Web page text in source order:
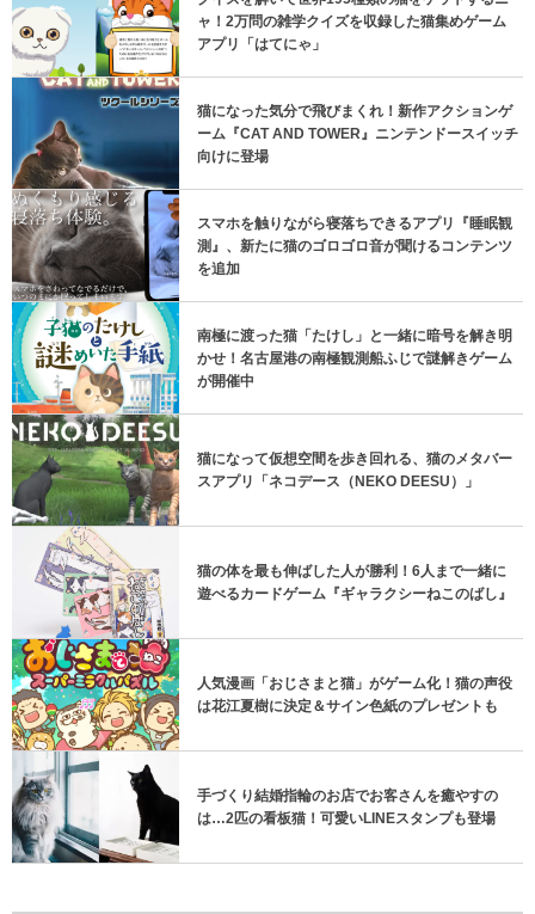
ャ！2万問の雑学クイズを収録した猫集めゲーム
アプリ「はてにゃ」
猫になった気分で飛びまくれ！新作アクションゲ
ーム『CAT AND TOWER』ニンテンドースイッチ
向けに登場
スマホを触りながら寝落ちできるアプリ『睡眠観
測』、新たに猫のゴロゴロ音が聞けるコンテンツ
を追加
南極に渡った猫「たけし」と一緒に暗号を解き明
かせ！名古屋港の南極観測船ふじで謎解きゲーム
が開催中
猫になって仮想空間を歩き回れる、猫のメタバー
スアプリ「ネコデース（NEKO DEESU）」
猫の体を最も伸ばした人が勝利！6人まで一緒に
遊べるカードゲーム『ギャラクシーねこのばし』
人気漫画「おじさまと猫」がゲーム化！猫の声役
は花江夏樹に決定＆サイン色紙のプレゼントも
手づくり結婚指輪のお店でお客さんを癒やすの
は…2匹の看板猫！可愛いLINEスタンプも登場